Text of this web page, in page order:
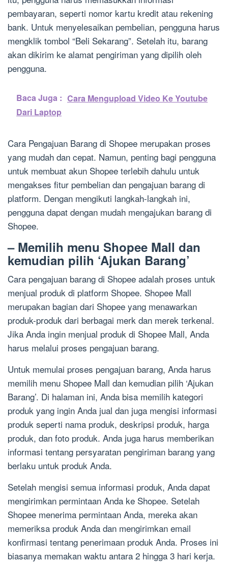
pembayaran, seperti nomor kartu kredit atau rekening
bank. Untuk menyelesaikan pembelian, pengguna harus
mengklik tombol “Beli Sekarang”. Setelah itu, barang
akan dikirim ke alamat pengiriman yang dipilih oleh
pengguna.
Baca Juga : Cara Mengupload Video Ke Youtube
Dari Laptop
Cara Pengajuan Barang di Shopee merupakan proses
yang mudah dan cepat. Namun, penting bagi pengguna
untuk membuat akun Shopee terlebih dahulu untuk
mengakses fitur pembelian dan pengajuan barang di
platform. Dengan mengikuti langkah-langkah ini,
pengguna dapat dengan mudah mengajukan barang di
Shopee.
– Memilih menu Shopee Mall dan
kemudian pilih ‘Ajukan Barang’
Cara pengajuan barang di Shopee adalah proses untuk
menjual produk di platform Shopee. Shopee Mall
merupakan bagian dari Shopee yang menawarkan
produk-produk dari berbagai merk dan merek terkenal.
Jika Anda ingin menjual produk di Shopee Mall, Anda
harus melalui proses pengajuan barang.
Untuk memulai proses pengajuan barang, Anda harus
memilih menu Shopee Mall dan kemudian pilih ‘Ajukan
Barang’. Di halaman ini, Anda bisa memilih kategori
produk yang ingin Anda jual dan juga mengisi informasi
produk seperti nama produk, deskripsi produk, harga
produk, dan foto produk. Anda juga harus memberikan
informasi tentang persyaratan pengiriman barang yang
berlaku untuk produk Anda.
Setelah mengisi semua informasi produk, Anda dapat
mengirimkan permintaan Anda ke Shopee. Setelah
Shopee menerima permintaan Anda, mereka akan
memeriksa produk Anda dan mengirimkan email
konfirmasi tentang penerimaan produk Anda. Proses ini
biasanya memakan waktu antara 2 hingga 3 hari kerja.